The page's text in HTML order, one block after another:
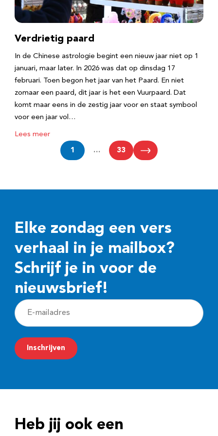
Verdrietig paard
In de Chinese astrologie begint een nieuw jaar niet op 1
januari, maar later. In 2026 was dat op dinsdag 17
februari. Toen begon het jaar van het Paard. En niet
zomaar een paard, dit jaar is het een Vuurpaard. Dat
komt maar eens in de zestig jaar voor en staat symbool
voor een jaar vol…
Lees meer
1 … 33
Elke zondag een vers
verhaal in je mailbox?
Schrijf je in voor de
nieuwsbrief!
E
-
m
a
r
Inschrijven
Heb jij ook een